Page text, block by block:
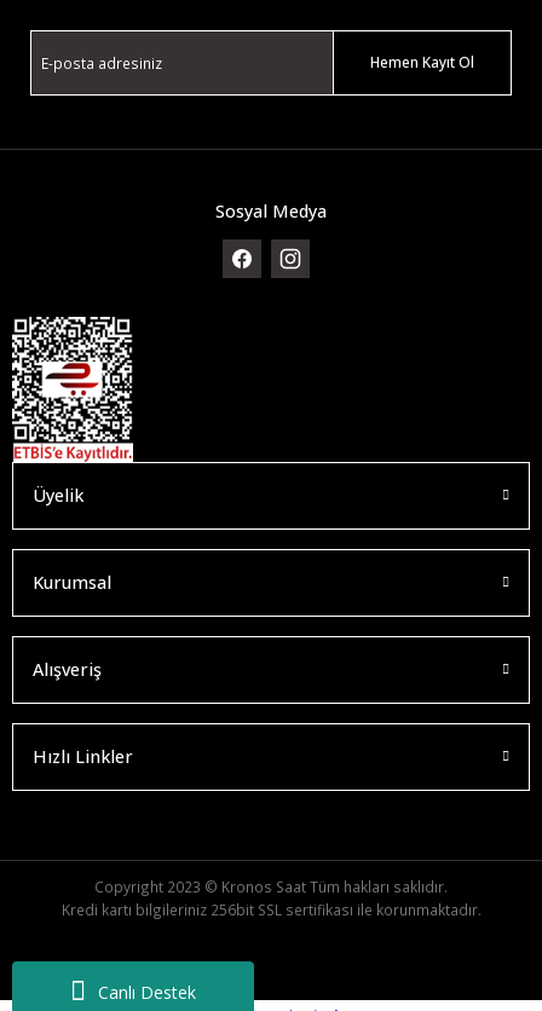
Canlı Destek
Hemen Kayıt Ol
Sosyal Medya
Üyelik
Kurumsal
Alışveriş
Hızlı Linkler
Copyright 2023 © Kronos Saat Tüm hakları saklıdır.
Kredi kartı bilgileriniz 256bit SSL sertifikası ile korunmaktadır.